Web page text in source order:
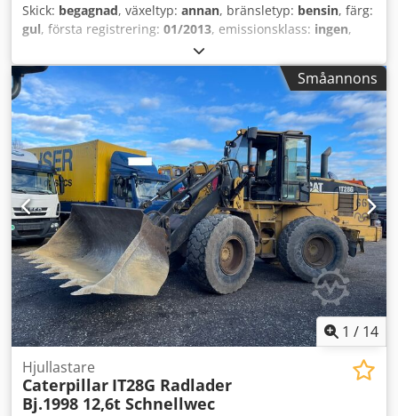
Skick: begagnad, växeltyp: annan, bränsletyp: bensin, färg:
gul, första registrering: 01/2013, emissionsklass: ingen,
, Tillverkningsår:
förarhytt:annan, * Skopa Credpfxozrzf As Adqjf * Gaffel ...
Begagnad bil, inklusive moms.
Småannons
1 / 14
Hjullastare
Caterpillar IT28G Radlader
Bj.1998 12,6t Schnellwec